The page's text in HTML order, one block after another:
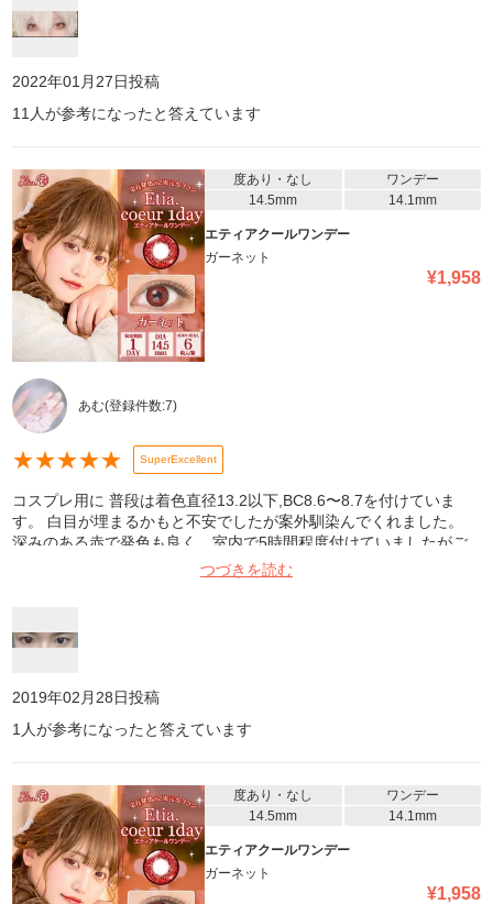
2022年01月27日投稿
11 人が参考になったと答えています
度あり・なし
ワンデー
14.5mm
14.1mm
エティアクールワンデー
ガーネット
¥1,958
あむ(登録件数:7)
★★★★★ SuperExcellent
コスプレ用に 普段は着色直径13.2以下,BC8.6〜8.7を付けていま
す。 白目が埋まるかもと不安でしたが案外馴染んでくれました。
深みのある赤で発色も良く、室内で5時間程度付けていましたがご
ろごろせず乾きもなかったです。つづきを読む
2019年02月28日投稿
1 人が参考になったと答えています
度あり・なし
ワンデー
14.5mm
14.1mm
エティアクールワンデー
ガーネット
¥1,958